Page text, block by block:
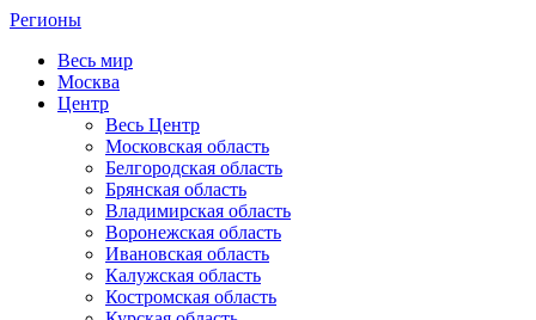
Регионы
Весь мир
Москва
Центр
Весь Центр
Московская область
Белгородская область
Брянская область
Владимирская область
Воронежская область
Ивановская область
Калужская область
Костромская область